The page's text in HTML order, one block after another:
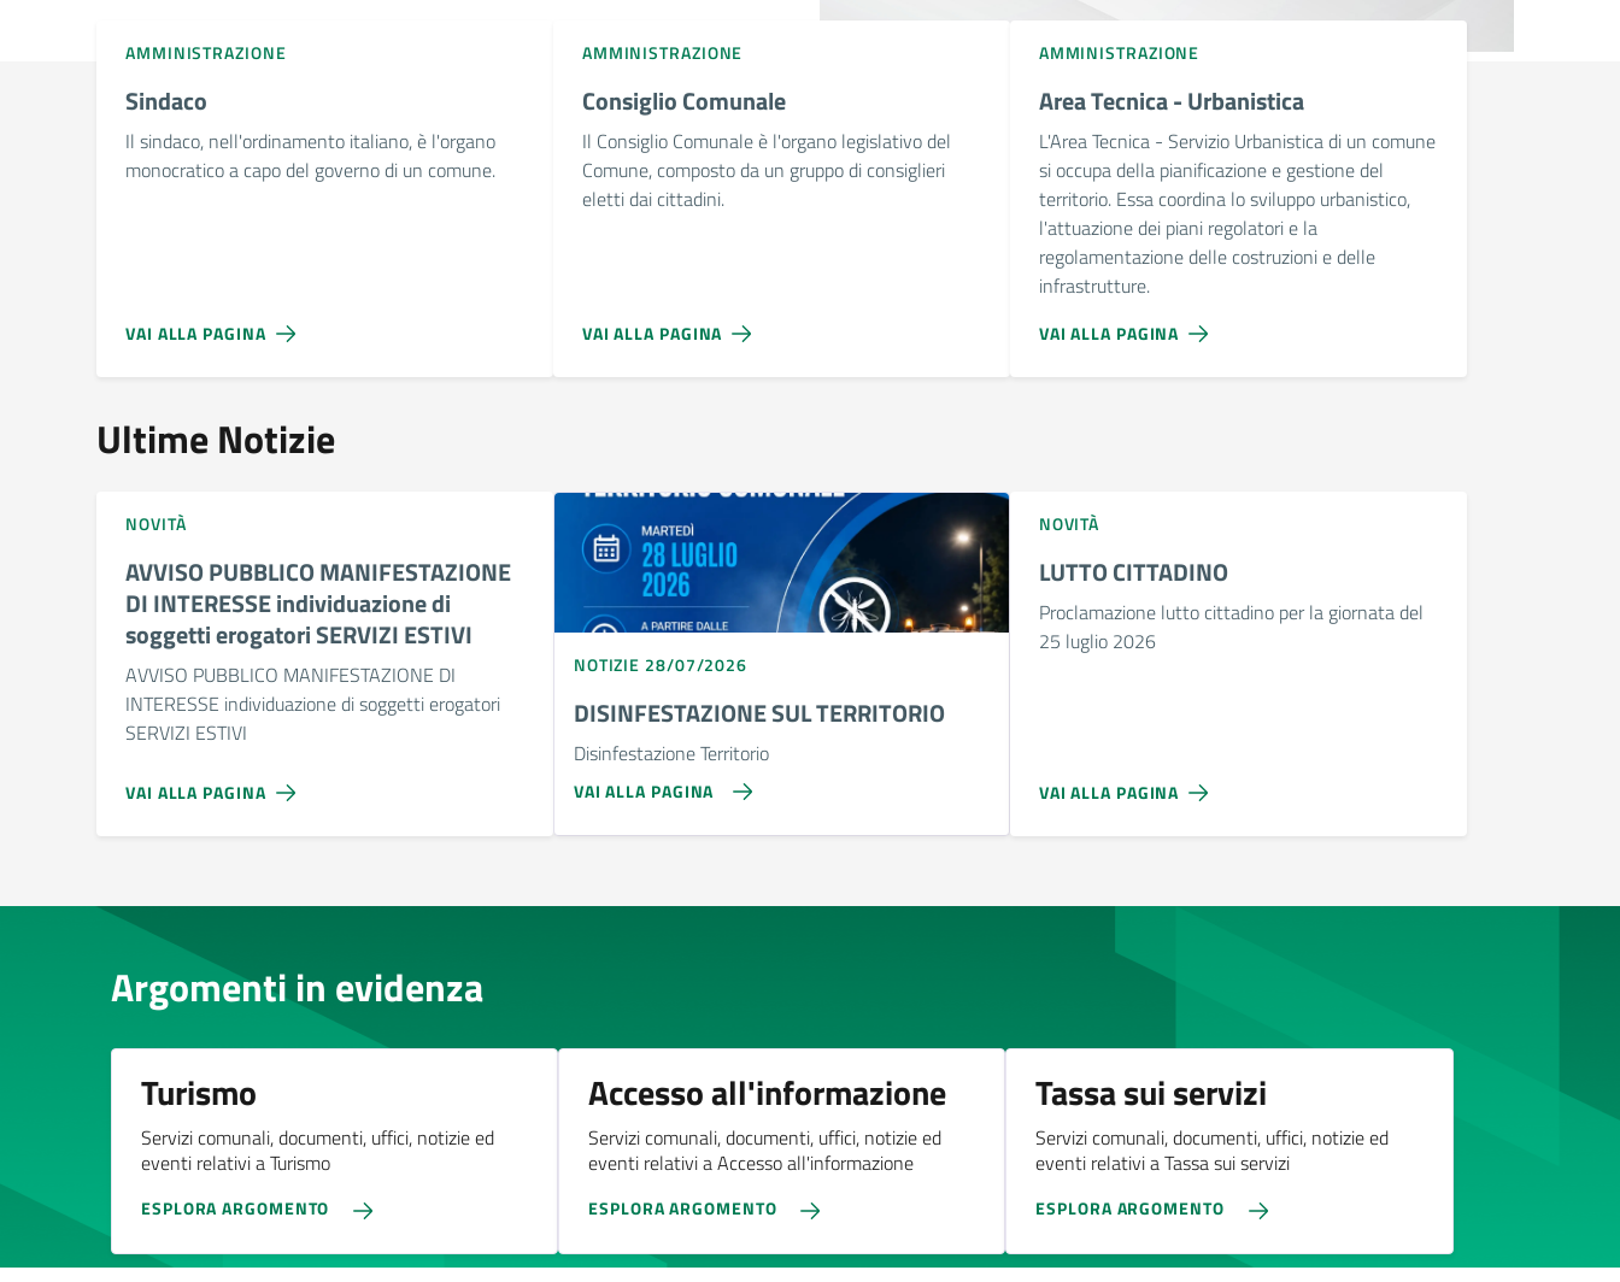
AMMINISTRAZIONE
Sindaco
Il sindaco, nell'ordinamento italiano, è l'organo
monocratico a capo del governo di un comune.
VAI ALLA PAGINA
AMMINISTRAZIONE
Consiglio Comunale
Il Consiglio Comunale è l'organo legislativo del
Comune, composto da un gruppo di consiglieri
eletti dai cittadini.
VAI ALLA PAGINA
AMMINISTRAZIONE
Area Tecnica - Urbanistica
L'Area Tecnica - Servizio Urbanistica di un comune
si occupa della pianificazione e gestione del
territorio. Essa coordina lo sviluppo urbanistico,
l'attuazione dei piani regolatori e la
regolamentazione delle costruzioni e delle
infrastrutture.
VAI ALLA PAGINA
Ultime Notizie
NOVITÀ
AVVISO PUBBLICO MANIFESTAZIONE
DI INTERESSE individuazione di
soggetti erogatori SERVIZI ESTIVI
AVVISO PUBBLICO MANIFESTAZIONE DI
INTERESSE individuazione di soggetti erogatori
SERVIZI ESTIVI
VAI ALLA PAGINA
NOTIZIE 28/07/2026
DISINFESTAZIONE SUL TERRITORIO
Disinfestazione Territorio
VAI ALLA PAGINA
NOVITÀ
LUTTO CITTADINO
Proclamazione lutto cittadino per la giornata del
25 luglio 2026
VAI ALLA PAGINA
Argomenti in evidenza
Turismo
Servizi comunali, documenti, uffici, notizie ed
eventi relativi a Turismo
ESPLORA ARGOMENTO
Accesso all'informazione
Servizi comunali, documenti, uffici, notizie ed
eventi relativi a Accesso all'informazione
ESPLORA ARGOMENTO
Tassa sui servizi
Servizi comunali, documenti, uffici, notizie ed
eventi relativi a Tassa sui servizi
ESPLORA ARGOMENTO